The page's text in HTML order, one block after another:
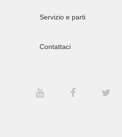
Servizio e parti
Contattaci